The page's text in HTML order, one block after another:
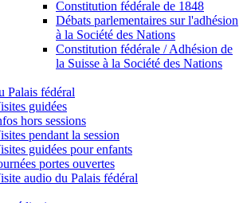
Constitution fédérale de 1848
Débats parlementaires sur l'adhésion
à la Société des Nations
Constitution fédérale / Adhésion de
la Suisse à la Société des Nations
Palais fédéral
guidées
hors sessions
pendant la session
guidées pour enfants
portes ouvertes
audio du Palais fédéral